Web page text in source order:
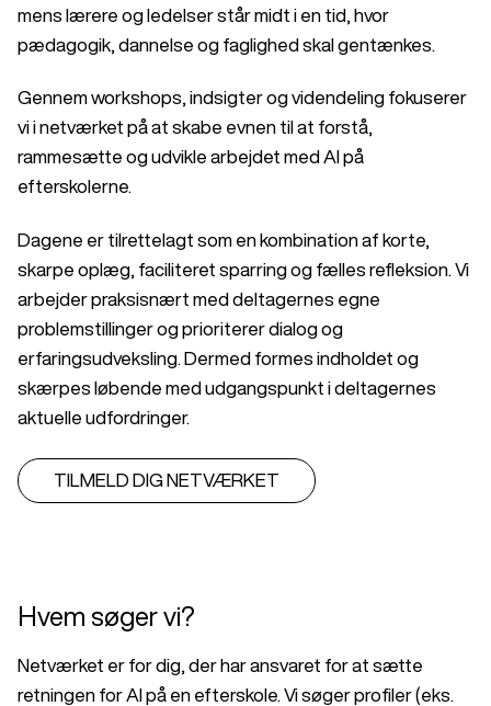
mens lærere og ledelser står midt i en tid, hvor
pædagogik, dannelse og faglighed skal gentænkes.
Gennem workshops, indsigter og videndeling fokuserer
vi i netværket på at skabe evnen til at forstå,
rammesætte og udvikle arbejdet med AI på
efterskolerne.
Dagene er tilrettelagt som en kombination af korte,
skarpe oplæg, faciliteret sparring og fælles refleksion. Vi
arbejder praksisnært med deltagernes egne
problemstillinger og prioriterer dialog og
erfaringsudveksling. Dermed formes indholdet og
skærpes løbende med udgangspunkt i deltagernes
aktuelle udfordringer.
TILMELD DIG NETVÆRKET
Hvem søger vi?
Netværket er for dig, der har ansvaret for at sætte
retningen for AI på en efterskole. Vi søger profiler (eks.